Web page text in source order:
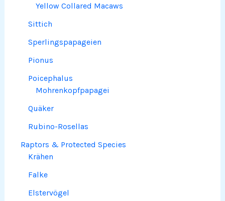
Yellow Collared Macaws
Sittich
Sperlingspapageien
Pionus
Poicephalus
Mohrenkopfpapagei
Quäker
Rubino-Rosellas
Raptors & Protected Species
Krähen
Falke
Elstervögel